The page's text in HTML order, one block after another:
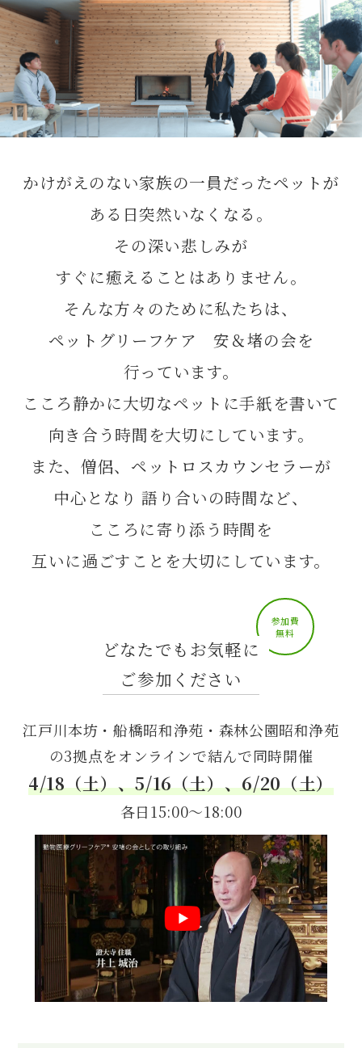
かけがえのない家族の一員だったペットが
ある日突然いなくなる。
その深い悲しみが
すぐに癒えることはありません。
そんな方々のために私たちは、
ペットグリーフケア 安＆堵の会を
行っています。
こころ静かに大切なペットに手紙を書いて
向き合う時間を大切にしています。
また、僧侶、ペットロスカウンセラーが
中心となり 語り合いの時間など、
こころに寄り添う時間を
互いに過ごすことを大切にしています。
どなたでもお気軽に
ご参加ください
参加費
無料
江戸川本坊・船橋昭和浄苑・森林公園昭和浄苑
の3拠点をオンラインで結んで同時開催
4/18（土）、5/16（土）、6/20（土）
各日15:00〜18:00